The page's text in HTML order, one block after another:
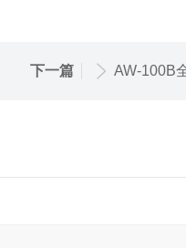
下一篇 AW-100B